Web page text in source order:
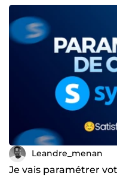
Leandre_menan
Je vais paramétrer